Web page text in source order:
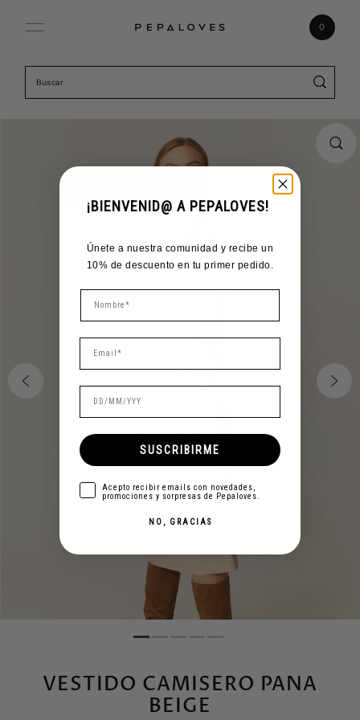
0
VESTIDO CAMISERO PANA
BEIGE
¡BIENVENID@ A PEPALOVES!
Únete a nuestra comunidad y recibe un
10% de descuento en tu primer pedido.
SUSCRIBIRME
aceptarAcepto recibir emails con novedades,
promociones y sorpresas de Pepaloves.
NO, GRACIAS